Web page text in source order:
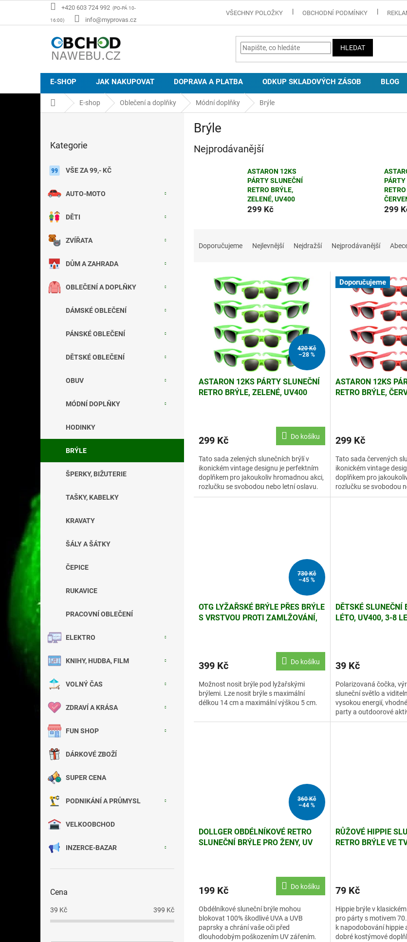
+420 603 724 992
info@myprovas.cz
VŠECHNY POLOŽKY OBCHODNÍ PODMÍNKY
HLEDAT
E-SHOP JAK NAKUPOVAT DOPRAVA A PLATBA ODKUP SKLADOVÝCH ZÁSOB BLOG
Domů E-shop Oblečení a doplňky Módní doplňky Brýle
kategorie
Kategorie
VŠE ZA 99,- KČ
AUTO-MOTO
DĚTI
ZVÍŘATA
DŮM A ZAHRADA
OBLEČENÍ A DOPLŇKY
DÁMSKÉ OBLEČENÍ
PÁNSKÉ OBLEČENÍ
DĚTSKÉ OBLEČENÍ
OBUV
MÓDNÍ DOPLŇKY
HODINKY
BRÝLE
ŠPERKY, BIŽUTERIE
TAŠKY, KABELKY
KRAVATY
ŠÁLY A ŠÁTKY
ČEPICE
RUKAVICE
PRACOVNÍ OBLEČENÍ
ELEKTRO
KNIHY, HUDBA, FILM
VOLNÝ ČAS
ZDRAVÍ A KRÁSA
FUN SHOP
DÁRKOVÉ ZBOŽÍ
SUPER CENA
PODNIKÁNÍ A PRŮMYSL
VELKOOBCHOD
INZERCE-BAZAR
Cena
39 Kč 399 Kč
Brýle
Nejprodávanější
ASTARON 12KS
PÁRTY SLUNEČNÍ
RETRO BRÝLE,
ZELENÉ, UV400
299 Kč
PÁRTY
299
Doporučujeme Nejlevnější Nejdražší Nejprodávanější
420 Kč
–28 %
ASTARON 12KS PÁRTY SLUNEČNÍ
RETRO BRÝLE, ZELENÉ, UV400
299 Kč Do košíku
Tato sada zelených slunečních brýlí v
ikonickém vintage designu je perfektním
doplňkem pro jakoukoliv hromadnou akci,
rozlučku se svobodou nebo letní oslavu.
Doporučujeme
ASTARON 12KS
RETRO BRÝLE,
299 Kč
Tato sada červených
ikonickém vintage
doplňkem pro
rozlučku se svobodou
730 Kč
–45 %
OTG LYŽAŘSKÉ BRÝLE PŘES BRÝLE
S VRSTVOU PROTI ZAMLŽOVÁNÍ,
399 Kč Do košíku
Možnost nosit brýle pod lyžařskými
brýlemi. Lze nosit brýle s maximální
délkou 14 cm a maximální výškou 5 cm.
DĚTSKÉ SLUNEČNÍ
LÉTO, UV400, 3-8
39 Kč
Polarizovaná čočka,
sluneční světlo a
vysokou energií,
party a outdoorové
360 Kč
–44 %
DOLLGER OBDÉLNÍKOVÉ RETRO
SLUNEČNÍ BRÝLE PRO ŽENY, UV
199 Kč Do košíku
Obdélníkové sluneční brýle mohou
blokovat 100% škodlivé UVA a UVB
paprsky a chrání vaše oči před
dlouhodobým poškozením UV zářením.
RŮŽOVÉ HIPPIE
RETRO BRÝLE VE
79 Kč
Hippie brýle v
pro párty s motivem
k napodobování hippie
dobré kostýmové